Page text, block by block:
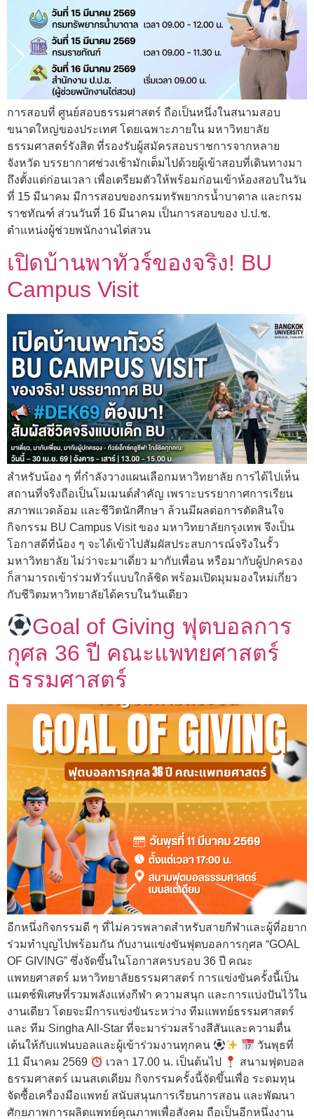
การสอบที่ ศูนย์สอบธรรมศาสตร์ ถือเป็นหนึ่งในสนามสอบ
ขนาดใหญ่ของประเทศ โดยเฉพาะภายใน มหาวิทยาลัย
ธรรมศาสตร์รังสิต ที่รองรับผู้สมัครสอบราชการจากหลาย
จังหวัด บรรยากาศช่วงเช้ามักเต็มไปด้วยผู้เข้าสอบที่เดินทางมา
ถึงตั้งแต่ก่อนเวลา เพื่อเตรียมตัวให้พร้อมก่อนเข้าห้องสอบในวัน
ที่ 15 มีนาคม มีการสอบของกรมทรัพยากรน้ำบาดาล และกรม
ราชทัณฑ์ ส่วนวันที่ 16 มีนาคม เป็นการสอบของ ป.ป.ช.
ตำแหน่งผู้ช่วยพนักงานไต่สวน
เปิดบ้านพาทัวร์ของจริง! BU
Campus Visit
สำหรับน้อง ๆ ที่กำลังวางแผนเลือกมหาวิทยาลัย การได้ไปเห็น
สถานที่จริงถือเป็นโมเมนต์สำคัญ เพราะบรรยากาศการเรียน
สภาพแวดล้อม และชีวิตนักศึกษา ล้วนมีผลต่อการตัดสินใจ
กิจกรรม BU Campus Visit ของ มหาวิทยาลัยกรุงเทพ จึงเป็น
โอกาสดีที่น้อง ๆ จะได้เข้าไปสัมผัสประสบการณ์จริงในรั้ว
มหาวิทยาลัย ไม่ว่าจะมาเดี่ยว มากับเพื่อน หรือมากับผู้ปกครอง
ก็สามารถเข้าร่วมทัวร์แบบใกล้ชิด พร้อมเปิดมุมมองใหม่เกี่ยว
กับชีวิตมหาวิทยาลัยได้ครบในวันเดียว
Goal of Giving ฟุตบอลการ
กุศล 36 ปี คณะแพทยศาสตร์
ธรรมศาสตร์
อีกหนึ่งกิจกรรมดี ๆ ที่ไม่ควรพลาดสำหรับสายกีฬาและผู้ที่อยาก
ร่วมทำบุญไปพร้อมกัน กับงานแข่งขันฟุตบอลการกุศล “GOAL
OF GIVING” ซึ่งจัดขึ้นในโอกาสครบรอบ 36 ปี คณะ
แพทยศาสตร์ มหาวิทยาลัยธรรมศาสตร์ การแข่งขันครั้งนี้เป็น
แมตช์พิเศษที่รวมพลังแห่งกีฬา ความสนุก และการแบ่งปันไว้ใน
งานเดียว โดยจะมีการแข่งขันระหว่าง ทีมแพทย์ธรรมศาสตร์
และ ทีม Singha All-Star ที่จะมาร่วมสร้างสีสันและความตื่น
เต้นให้กับแฟนบอลและผู้เข้าร่วมงานทุกคน
วันพุธที่
11 มีนาคม 2569
เวลา 17.00 น. เป็นต้นไป
สนามฟุตบอล
ธรรมศาสตร์ เมนสเตเดียม กิจกรรมครั้งนี้จัดขึ้นเพื่อ ระดมทุน
จัดซื้อเครื่องมือแพทย์ สนับสนุนการเรียนการสอน และพัฒนา
ศักยภาพการผลิตแพทย์คุณภาพเพื่อสังคม ถือเป็นอีกหนึ่งงาน